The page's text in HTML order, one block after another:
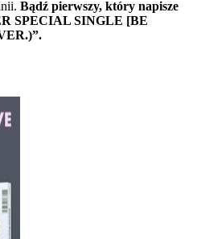
Bądź pierwszy, który napisze
SPECIAL SINGLE [BE